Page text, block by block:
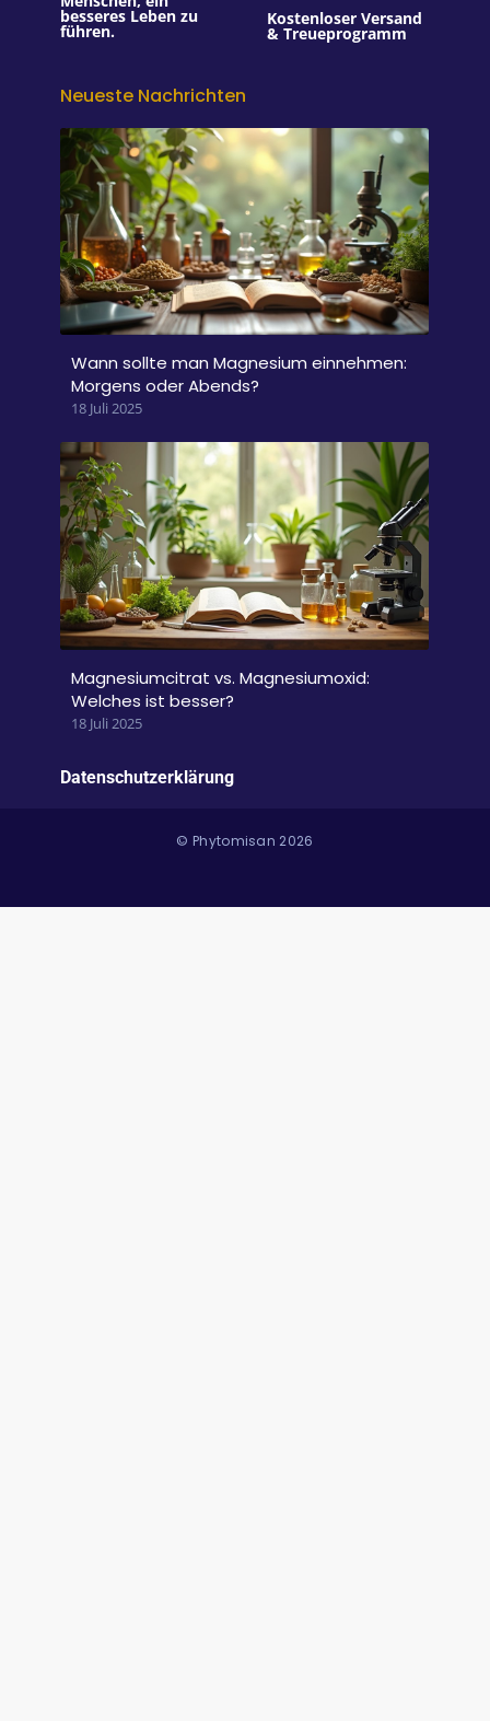
besseres Leben zu
führen.
Kostenloser Versand
& Treueprogramm
Neueste Nachrichten
Wann sollte man Magnesium einnehmen:
Morgens oder Abends?
18 Juli 2025
Magnesiumcitrat vs. Magnesiumoxid:
Welches ist besser?
18 Juli 2025
Datenschutzerklärung
© Phytomisan 2026